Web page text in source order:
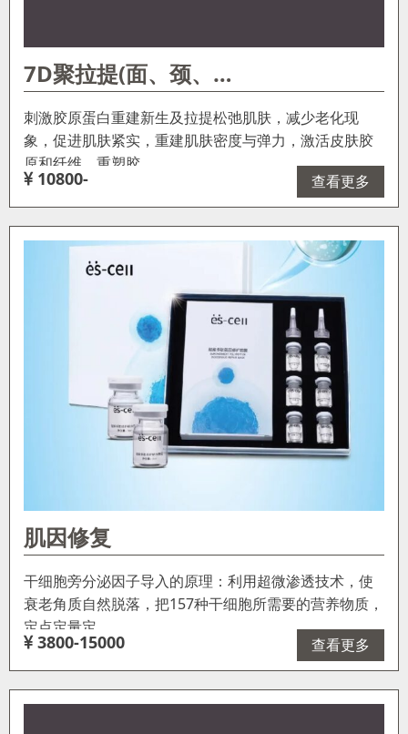
7D聚拉提(面、颈、…
刺激胶原蛋白重建新生及拉提松弛肌肤，减少老化现
象，促进肌肤紧实，重建肌肤密度与弹力，激活皮肤胶
原和纤维，重塑胶…
10800- 查看更多
肌因修复
干细胞旁分泌因子导入的原理：利用超微渗透技术，使
衰老角质自然脱落，把157种干细胞所需要的营养物质，
定点定量定…
3800-15000 查看更多